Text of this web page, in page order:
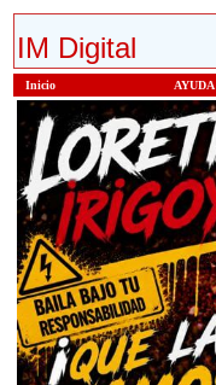
IM Digital
Inicio AYUDA